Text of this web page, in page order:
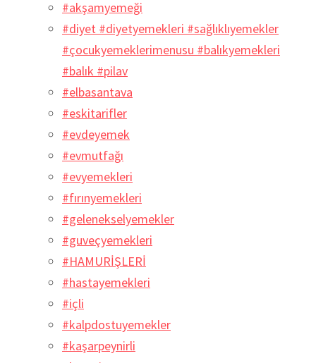
#akşamyemeği
#diyet #diyetyemekleri #sağlıklıyemekler
#çocukyemeklerimenusu #balıkyemekleri
#balık #pilav
#elbasantava
#eskitarifler
#evdeyemek
#evmutfağı
#evyemekleri
#fırınyemekleri
#gelenekselyemekler
#guveçyemekleri
#HAMURİŞLERİ
#hastayemekleri
#içli
#kalpdostuyemekler
#kaşarpeynirli